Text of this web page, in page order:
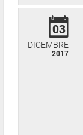
03
DICEMBRE
2017